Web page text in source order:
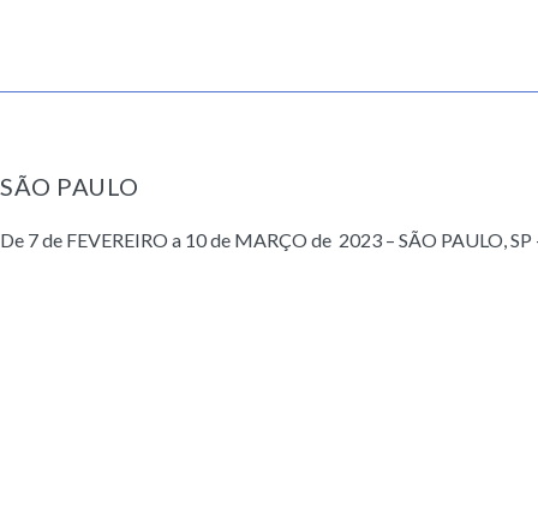
SÃO PAULO
De 7 de FEVEREIRO a 10 de MARÇO de 2023 – SÃO PAULO,